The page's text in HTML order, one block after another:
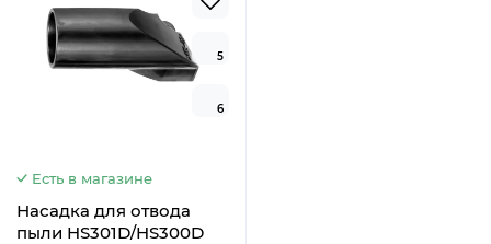
5
6
Есть в магазине
Насадка для отвода
пыли HS301D/HS300D